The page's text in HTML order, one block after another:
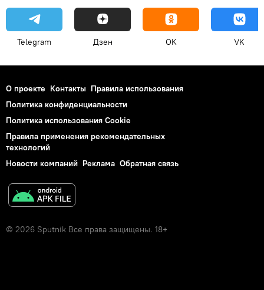
Telegram Дзен OK VK
О проекте Контакты Правила использования
Политика конфиденциальности
Политика использования Cookie
Правила применения рекомендательных
технологий
Новости компаний Реклама Обратная связь
© 2026 Sputnik Все права защищены. 18+